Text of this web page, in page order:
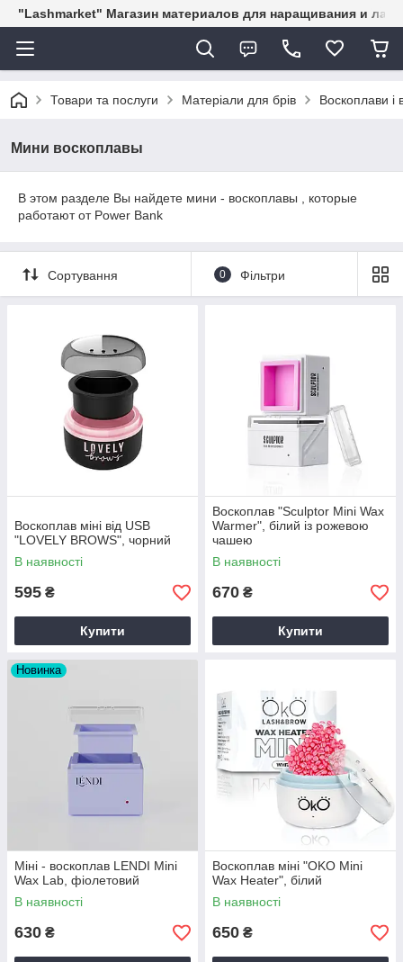
"Lashmarket" Магазин материалов для наращивания и
Товари та послуги Матеріали для брів Воскоплави і
Мини воскоплавы
В этом разделе Вы найдете мини - воскоплавы , которые
работают от Power Bank
Сортування 0 Фільтри
Воскоплав міні від USB
"LOVELY BROWS", чорний
В наявності
595 ₴
Купити
Воскоплав "Sculptor Mini Wax
Warmer", білий із рожевою
чашею
В наявності
670 ₴
Купити
Новинка
Міні - воскоплав LENDI Mini
Wax Lab, фіолетовий
В наявності
630 ₴
Воскоплав міні "OKO Mini
Wax Heater", білий
В наявності
650 ₴